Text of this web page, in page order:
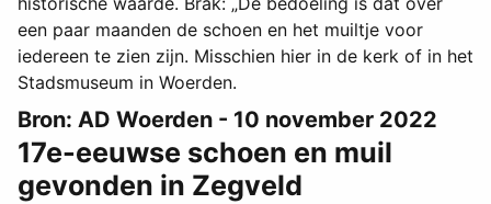
een paar maanden de schoen en het muiltje voor
iedereen te zien zijn. Misschien hier in de kerk of in het
Stadsmuseum in Woerden.
Bron: AD Woerden - 10 november 2022
17e-eeuwse schoen en muil
gevonden in Zegveld